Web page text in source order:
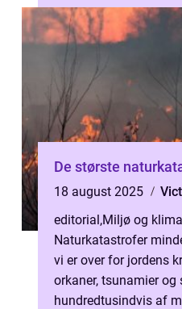
De største
18 august 2025
editorial,Miljø og klima
Naturkatastrofer
vi er over for jordens
orkaner, tsunamier
hundredtusindvis af